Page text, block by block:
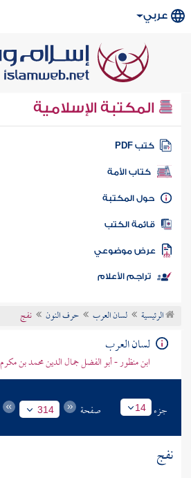
عربي
المكتبة الإسلامية
كتب PDF
كتاب الأمة
المكتبة
الكتب
موضوعي
تراجم الأعلام
الرئيسية لسان العرب حرف النون نفج
لسان العرب
ابن منظور - أبو الفضل جمال الدين محمد بن
جزء 14 صفحة 314
نفج